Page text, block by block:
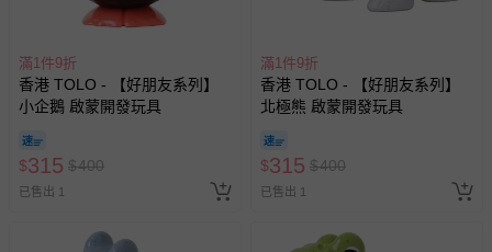
滿1件9折
香港 TOLO - 【好朋友系列】
小企鵝 啟蒙開發玩具
$315 $400
已售出 1
滿1件9折
香港 TOLO - 【好朋友系列】
北極熊 啟蒙開發玩具
$315 $400
已售出 1